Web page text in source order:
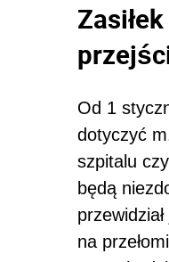
Od 1
dotyczyć
szpitalu
będą
na